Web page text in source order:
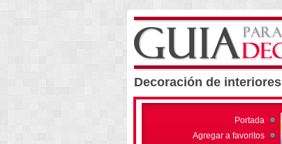
Decoración de interiores
Portada
Agregar a favoritos